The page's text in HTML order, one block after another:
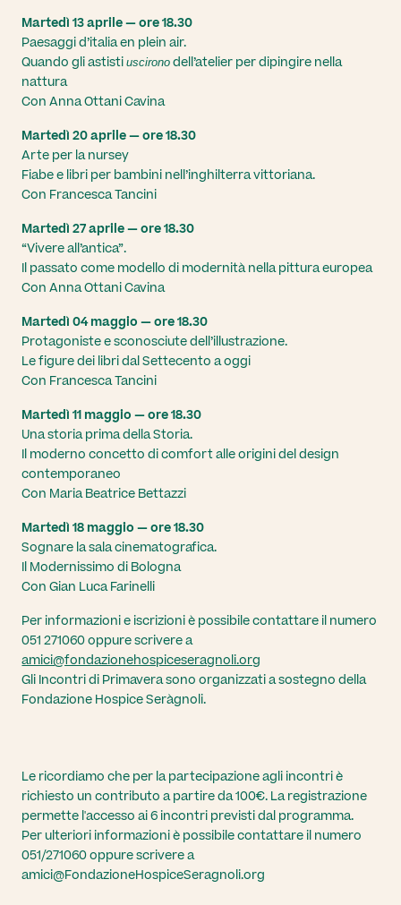
Martedì 13 aprile — ore 18.30
Paesaggi d’italia en plein air.
Quando gli astistiuscirono dell’atelier per dipingire nella
nattura
Con Anna Ottani Cavina
Martedì 20 aprile — ore 18.30
Arte per la nursey
Fiabe e libri per bambini nell’inghilterra vittoriana.
Con Francesca Tancini
Martedì 27 aprile — ore 18.30
“Vivere all’antica”.
Il passato come modello di modernità nella pittura europea
Con Anna Ottani Cavina
Martedì 04 maggio — ore 18.30
Protagoniste e sconosciute dell’illustrazione.
Le figure dei libri dal Settecento a oggi
Con Francesca Tancini
Martedì 11 maggio — ore 18.30
Una storia prima della Storia.
Il moderno concetto di comfort alle origini del design
contemporaneo
Con Maria Beatrice Bettazzi
Martedì 18 maggio — ore 18.30
Sognare la sala cinematografica.
Il Modernissimo di Bologna
Con Gian Luca Farinelli
Per informazioni e iscrizioni è possibile contattare il numero
051 271060 oppure scrivere a
amici@fondazionehospiceseragnoli.org
Gli Incontri di Primavera sono organizzati a sostegno della
Fondazione Hospice Seràgnoli.
Le ricordiamo che per la partecipazione agli incontri è
richiesto un contributo a partire da 100€. La registrazione
permette l'accesso ai 6 incontri previsti dal programma.
Per ulteriori informazioni è possibile contattare il numero
051/271060 oppure scrivere a
amici@FondazioneHospiceSeragnoli.org